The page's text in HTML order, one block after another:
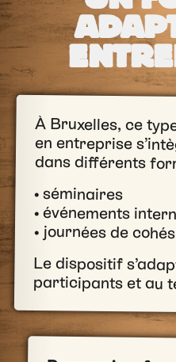
À Bruxelles, ce
en entreprise
dans différents
• séminaires
• événements
• journées de
Le dispositif
participants et au